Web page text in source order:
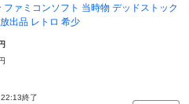
ファミコンソフト 当時物 デッドストック
出品 レトロ 希少
円
終了